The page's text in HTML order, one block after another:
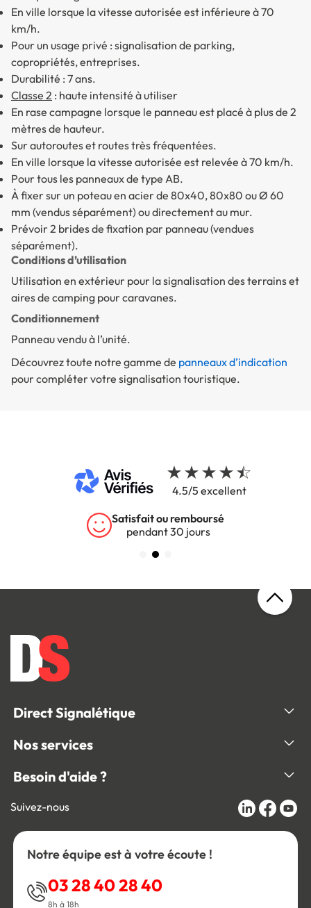
En ville lorsque la vitesse autorisée est inférieure à 70
km/h.
Pour un usage privé : signalisation de parking,
copropriétés, entreprises.
Durabilité : 7 ans.
Classe 2 : haute intensité à utiliser
En rase campagne lorsque le panneau est placé à plus de 2
mètres de hauteur.
Sur autoroutes et routes très fréquentées.
En ville lorsque la vitesse autorisée est relevée à 70 km/h.
Pour tous les panneaux de type AB.
À fixer sur un poteau en acier de 80x40, 80x80 ou Ø 60
mm (vendus séparément) ou directement au mur.
Prévoir 2 brides de fixation par panneau (vendues
séparément).
Conditions d’utilisation
Utilisation en extérieur pour la signalisation des terrains et
aires de camping pour caravanes.
Conditionnement
Panneau vendu à l’unité.
Découvrez toute notre gamme de panneaux d’indication
pour compléter votre signalisation touristique.
4.5/5 excellent
Satisfait ou remboursé
pendant 30 jours
Direct Signalétique
Nos services
Besoin d'aide ?
Suivez-nous
Notre équipe est à votre écoute !
03 28 40 28 40
8h à 18h